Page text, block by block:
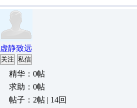
虚静致远
关注 私信
精华：0帖
求助：0帖
帖子：2帖 | 14回